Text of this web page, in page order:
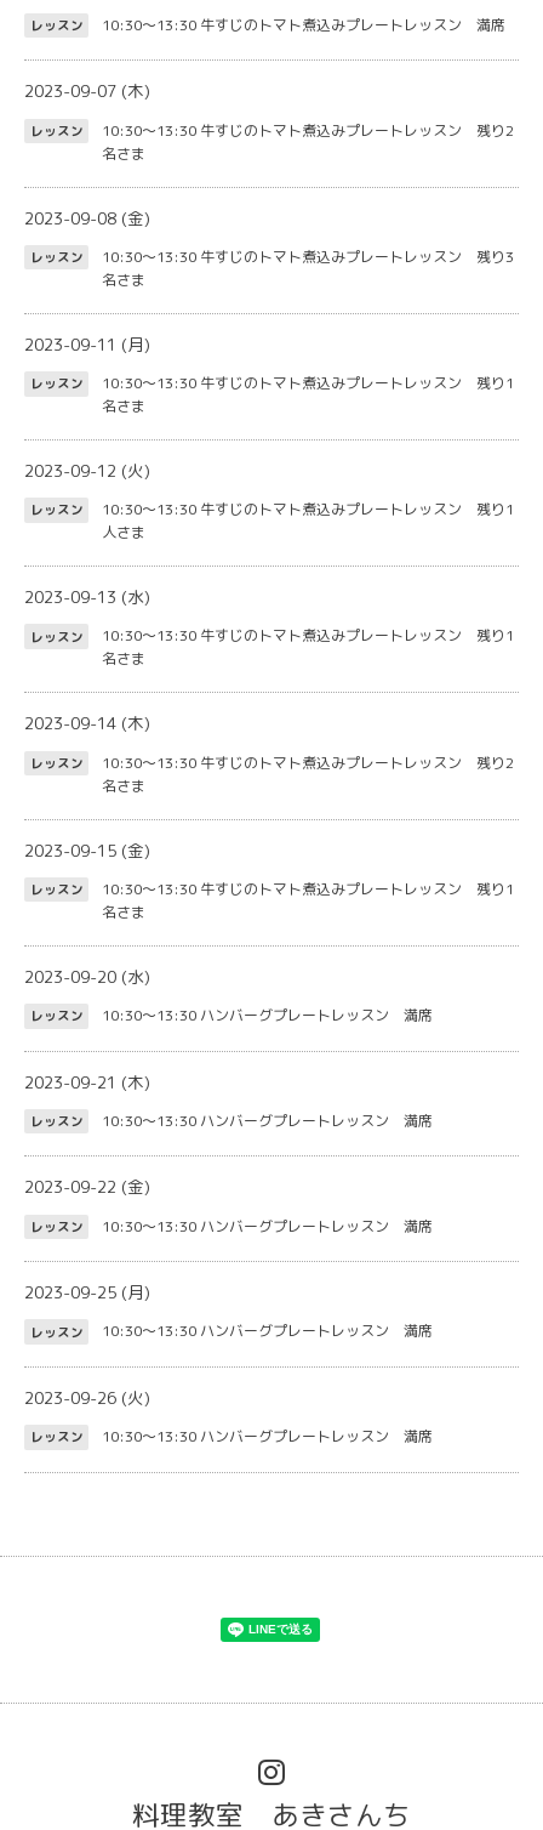
レッスン 10:30～13:30 牛すじのトマト煮込みプレートレッスン 満席
2023-09-07 (木)
レッスン 10:30～13:30 牛すじのトマト煮込みプレートレッスン 残り2
名さま
2023-09-08 (金)
レッスン 10:30～13:30 牛すじのトマト煮込みプレートレッスン 残り3
名さま
2023-09-11 (月)
レッスン 10:30～13:30 牛すじのトマト煮込みプレートレッスン 残り1
名さま
2023-09-12 (火)
レッスン 10:30～13:30 牛すじのトマト煮込みプレートレッスン 残り1
人さま
2023-09-13 (水)
レッスン 10:30～13:30 牛すじのトマト煮込みプレートレッスン 残り1
名さま
2023-09-14 (木)
レッスン 10:30～13:30 牛すじのトマト煮込みプレートレッスン 残り2
名さま
2023-09-15 (金)
レッスン 10:30～13:30 牛すじのトマト煮込みプレートレッスン 残り1
名さま
2023-09-20 (水)
レッスン 10:30～13:30 ハンバーグプレートレッスン 満席
2023-09-21 (木)
レッスン 10:30～13:30 ハンバーグプレートレッスン 満席
2023-09-22 (金)
レッスン 10:30～13:30 ハンバーグプレートレッスン 満席
2023-09-25 (月)
レッスン 10:30～13:30 ハンバーグプレートレッスン 満席
2023-09-26 (火)
レッスン 10:30～13:30 ハンバーグプレートレッスン 満席
料理教室 あきさんち